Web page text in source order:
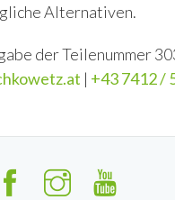
Alternativen.
der Teilenummer
| +43 7412 /